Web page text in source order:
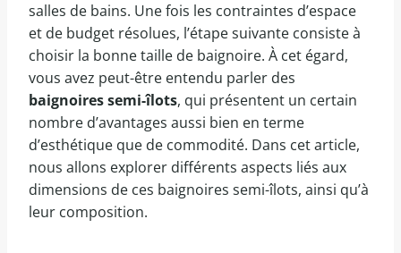
salles de bains. Une fois les contraintes d’espace
et de budget résolues, l’étape suivante consiste à
choisir la bonne taille de baignoire. À cet égard,
vous avez peut-être entendu parler des
baignoires semi-îlots, qui présentent un certain
nombre d’avantages aussi bien en terme
d’esthétique que de commodité. Dans cet article,
nous allons explorer différents aspects liés aux
dimensions de ces baignoires semi-îlots, ainsi qu’à
leur composition.